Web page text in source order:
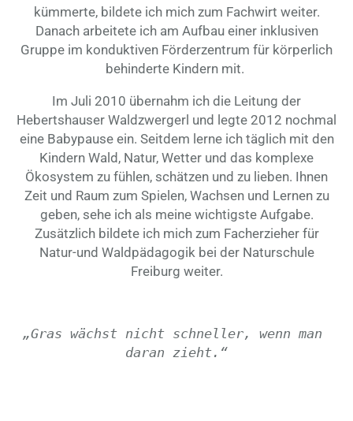
kümmerte, bildete ich mich zum Fachwirt weiter.
Danach arbeitete ich am Aufbau einer inklusiven
Gruppe im konduktiven Förderzentrum für körperlich
behinderte Kindern mit.
Im Juli 2010 übernahm ich die Leitung der
Hebertshauser Waldzwergerl und legte 2012 nochmal
eine Babypause ein. Seitdem lerne ich täglich mit den
Kindern Wald, Natur, Wetter und das komplexe
Ökosystem zu fühlen, schätzen und zu lieben. Ihnen
Zeit und Raum zum Spielen, Wachsen und Lernen zu
geben, sehe ich als meine wichtigste Aufgabe.
Zusätzlich bildete ich mich zum Facherzieher für
Natur-und Waldpädagogik bei der Naturschule
Freiburg weiter.
„Gras wächst nicht schneller, wenn man
daran zieht.“